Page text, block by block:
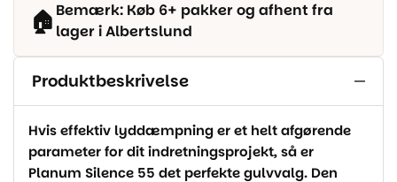
🏠 Bemærk: Køb 6+ pakker og afhent fra
lager i Albertslund
Produktbeskrivelse
Hvis effektiv lyddæmpning er et helt afgørende
parameter for dit indretningsprojekt, så er
Planum Silence 55 det perfekte gulvvalg. Den